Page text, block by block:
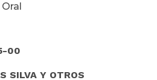
00
SILVA Y OTROS